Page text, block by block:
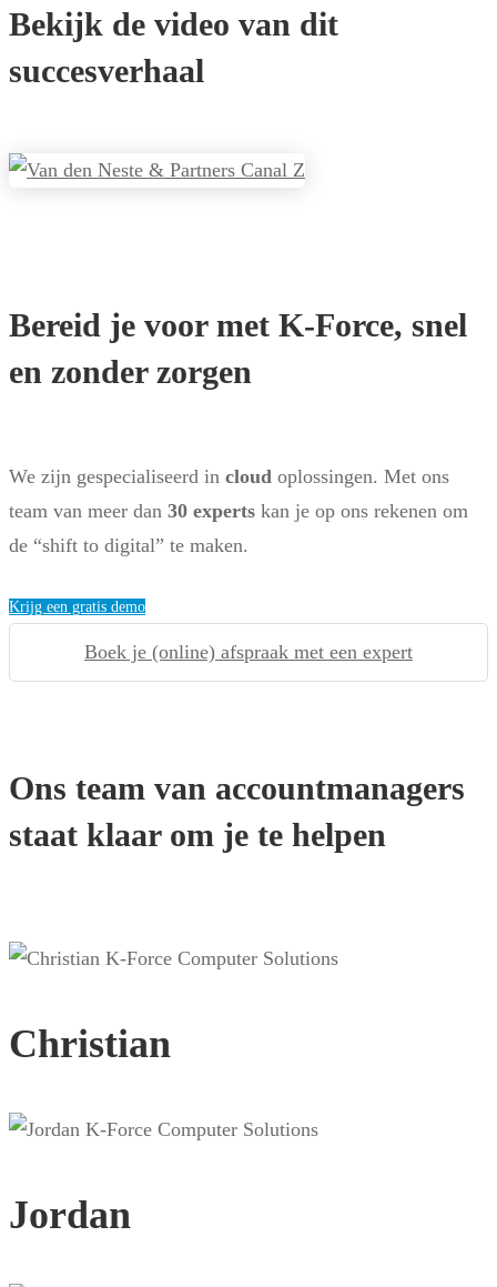
Bekijk de video van dit
succesverhaal
Bereid je voor met K-Force, snel
en zonder zorgen
We zijn gespecialiseerd in cloud oplossingen. Met ons
team van meer dan 30 experts kan je op ons rekenen om
de “shift to digital” te maken.
Krijg een gratis demo
Boek je (online) afspraak met een expert
Ons team van accountmanagers
staat klaar om je te helpen
Christian
Jordan